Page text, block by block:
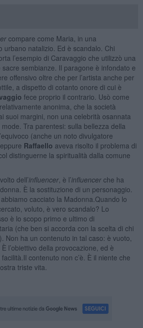
compare come Maria, in una
urbano natalizio. Ed è scandalo. Chi
l’esempio di Caravaggio che utilizzò una
sembianze. Il paragone è infondato e
offensivo oltre che per l’artista anche per
a dispetto di cotanto onore di cui è
fece proprio il contrario. Usò come
anonima, che la società
suoi margini, non una celebrità osannata
Tra parentesi: sulla bellezza della
(anche un noto divulgatore
Raffaello aveva risolto il problema di
distinguerne la spiritualità dalla comune
dell’influencer, è l’influencerche ha
È la sostituzione di un personaggio.
cacciato la Madonna.Quando lo
voluto, è vero scandalo? Lo
è lo scopo primo e ultimo di
(che ben si accorda con la scelta di chi
Non ha un contenuto in tal caso: è vuoto,
l’obiettivo della provocazione, ed è
contenuto non c’è. È il niente che
triste vita.